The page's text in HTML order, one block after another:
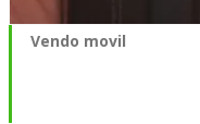
Vendo movil